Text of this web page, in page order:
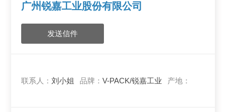
广州锐嘉工业股份有限公司
发送信件
联系人：刘小姐 品牌：V-PACK/锐嘉工业 产地：